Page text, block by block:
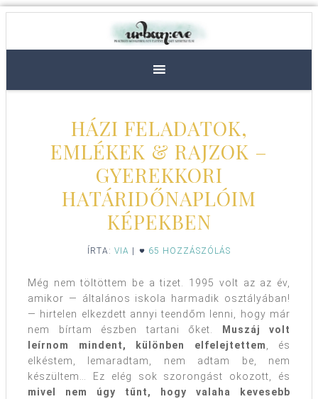
HÁZI FELADATOK,
EMLÉKEK & RAJZOK –
GYEREKKORI
HATÁRIDŐNAPLÓIM
KÉPEKBEN
ÍRTA: VIA 65 HOZZÁSZÓLÁS
Még nem töltöttem be a tizet. 1995 volt az az év,
amikor — általános iskola harmadik osztályában!
— hirtelen elkezdett annyi teendőm lenni, hogy már
nem bírtam észben tartani őket.
Muszáj volt
leírnom mindent, különben elfelejtettem, és
elkéstem, lemaradtam, nem adtam be, nem
készültem… Ez elég sok szorongást okozott, és
mivel nem úgy tűnt, hogy valaha kevesebb